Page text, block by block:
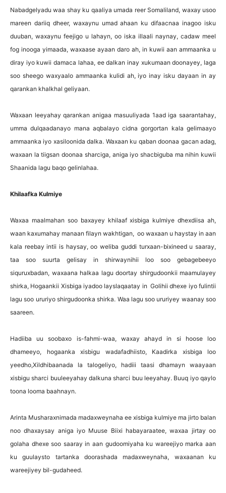
Nabadgelyadu waa shay ku qaaliya umada reer Somaliland, waxay usoo
mareen dariiq dheer, waxaynu umad ahaan ku difaacnaa inagoo isku
duuban, waxaynu feejigo u lahayn, oo iska illaali naynay, cadaw meel
fog inooga yimaada, waxaase ayaan daro ah, in kuwii aan ammaanka u
diray iyo kuwii damaca lahaa, ee dalkan inay xukumaan doonayey, laga
soo sheego waxyaalo ammaanka kulidi ah, iyo inay isku dayaan in ay
qarankan khalkhal geliyaan.
Waxaan leeyahay qarankan anigaa masuuliyada 1aad iga saarantahay,
umma dulqaadanayo mana aqbalayo cidna gorgortan kala gelimaayo
ammaanka iyo xasiloonida dalka. Waxaan ku qaban doonaa gacan adag,
waxaan la tiigsan doonaa sharciga, aniga iyo shacbiguba ma nihin kuwii
Shaanida lagu baqo gelinlahaa.
Khilaafka Kulmiye
Waxaa maalmahan soo baxayey khilaaf xisbiga kulmiye dhexdiisa ah,
waan kaxumahay manaan filayn wakhtigan, oo waxaan u haystay in aan
kala reebay intii is haysay, oo weliba guddi turxaan-bixineed u saaray,
taa soo suurta gelisay in shirwaynihii loo soo gebagebeeyo
siquruxbadan, waxaana halkaa lagu doortay shirgudoonkii maamulayey
shirka, Hogaankii Xisbiga iyadoo layslaqaatay in Golihii dhexe iyo fulintii
lagu soo ururiyo shirgudoonka shirka. Waa lagu soo ururiyey waanay soo
saareen.
Hadiiba uu soobaxo is-fahmi-waa, waxay ahayd in si hoose loo
dhameeyo, hogaanka xisbigu wadafadhiisto, Kaadirka xisbiga loo
yeedho,Xildhibaanada la talogeliyo, hadiii taasi dhamayn waayaan
xisbigu sharci buuleeyahay dalkuna sharci buu leeyahay. Buuq iyo qaylo
toona looma baahnayn.
Arinta Musharaxnimada madaxweynaha ee xisbiga kulmiye ma jirto balan
noo dhaxaysay aniga iyo Muuse Biixi habayaraatee, waxaa jirtay oo
golaha dhexe soo saaray in aan gudoomiyaha ku wareejiyo marka aan
ku guulaysto tartanka doorashada madaxweynaha, waxaanan ku
wareejiyey bil-gudaheed.